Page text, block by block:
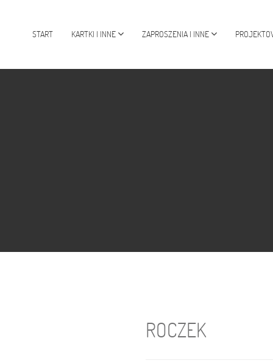
START KARTKI I INNE ZAPROSZENIA I INNE
ROCZEK